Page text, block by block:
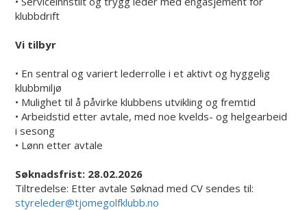
klubbdrift
Vi tilbyr
• En sentral og variert lederrolle i et aktivt og hyggelig
klubbmiljø
• Mulighet til å påvirke klubbens utvikling og fremtid
• Arbeidstid etter avtale, med noe kvelds- og helgearbeid
i sesong
• Lønn etter avtale
Søknadsfrist: 28.02.2026
Tiltredelse: Etter avtale Søknad med CV sendes til:
styreleder@tjomegolfklubb.no